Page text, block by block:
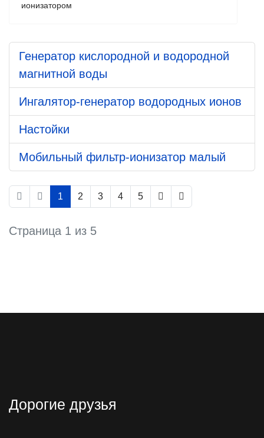
ионизатором
Генератор кислородной и водородной
магнитной воды
Ингалятор-генератор водородных ионов
Настойки
Мобильный фильтр-ионизатор малый
1 2 3 4 5
Страница 1 из 5
Дорогие друзья